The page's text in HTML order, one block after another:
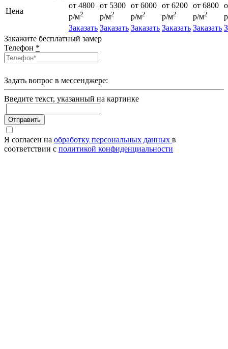
Цена
от 4800
р/м2
от 5300
р/м2
от 6000
р/м2
от 6200
р/м2
от 6800
р/м2
Заказать Заказать Заказать Заказать Заказать
Закажите бесплатный замер
Телефон *
Задать вопрос в мессенджере:
Введите текcт, указанный на картинке
Отправить
Я согласен на обработку персональных данных в
соответствии с политикой конфиденциальности